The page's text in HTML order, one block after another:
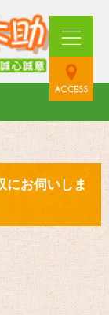
にお伺いしま